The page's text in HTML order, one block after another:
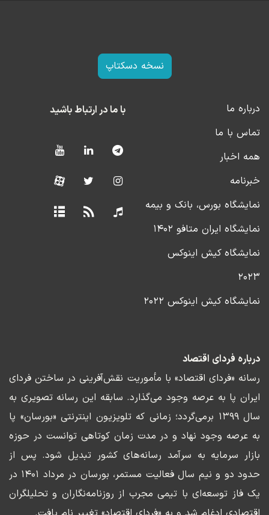
نسخه دسکتاپ
درباره ما
تماس با ما
همه اخبار
خبرنامه
نمایشگاه بورس، بانک و بیمه
نمایشگاه ایران متافو ۱۴۰۲
نمایشگاه کیش اینوکس
۲۰۲۳
نمایشگاه کیش اینوکس ۲۰۲۲
با ما در ارتباط باشید
درباره فردای اقتصاد
رسانه «فردای اقتصاد» با مأموریت نقش‌آفرینی در ساختن فردای
ایران پا به عرصه وجود می‌گذارد. سابقه این رسانه تصویری به
سال ۱۳۹۹ برمی‌گردد؛ زمانی که تلویزیون اینترنتی «بورسان» پا
به عرصه وجود نهاد و در مدت زمان کوتاهی توانست در حوزه
بازار سرمایه به سرآمد رسانه‌های کشور تبدیل شود. پس از
حدود دو و نیم سال فعالیت مستمر، بورسان در مرداد ۱۴۰۱ در
یک فاز توسعه‌ای با تیمی مجرب از روزنامه‌نگاران و تحلیلگران